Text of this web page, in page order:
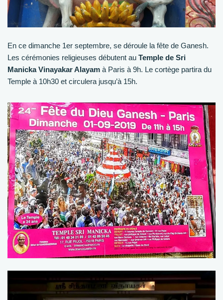
En ce dimanche 1er septembre, se déroule la fête de Ganesh.
Les cérémonies religieuses débutent au Temple de Sri
Manicka Vinayakar Alayam à Paris à 9h. Le cortège partira du
Temple à 10h30 et circulera jusqu’à 15h.